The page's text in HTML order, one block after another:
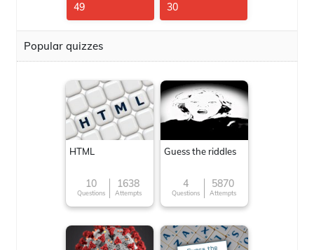
49 30
Popular quizzes
HTML
10
Questions
1638
Attempts
Guess the riddles
4
Questions
5870
Attempts